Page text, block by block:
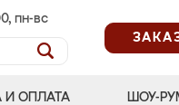
пн-вс
И ОПЛАТА ШОУ-